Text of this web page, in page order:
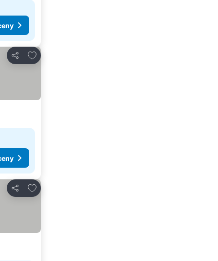
Sdílet
Přidat na seznam oblíbených hotelů
Sdílet
Přidat na seznam oblíbených hotelů